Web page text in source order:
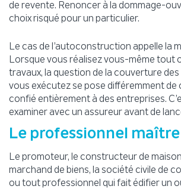
de revente. Renoncer à la dommage-
choix risqué pour un particulier.
Le cas de l’autoconstruction appelle la
Lorsque vous réalisez vous-même tout
travaux, la question de la couverture
vous exécutez se pose différemment de
confié entièrement à des entreprises.
examiner avec un assureur avant de
Le professionnel
Le promoteur, le constructeur de
marchand de biens, la société civile de
ou tout professionnel qui fait édifier un